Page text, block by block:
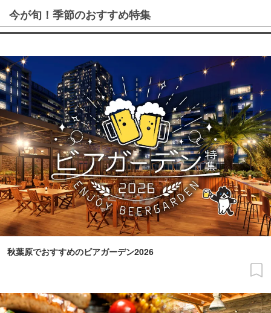
今が旬！季節のおすすめ特集
秋葉原でおすすめのビアガーデン2026